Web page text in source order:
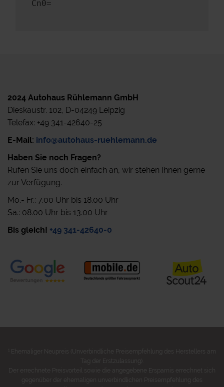
Cn0=
2024 Autohaus Rühlemann GmbH
Dieskaustr. 102, D-04249 Leipzig
Telefax: +49 341-42640-25
E-Mail: info@autohaus-ruehlemann.de
Haben Sie noch Fragen?
Rufen Sie uns doch einfach an, wir stehen Ihnen gerne
zur Verfügung.
Mo.- Fr.: 7.00 Uhr bis 18.00 Uhr
Sa.: 08.00 Uhr bis 13.00 Uhr
Bis gleich! +49 341-42640-0
Ehemaliger Neupreis (Unverbindliche Preisempfehlung des Herstellers am
Tag der Erstzulassung).
Der errechnete Preisvorteil sowie die angegebene Ersparnis errechnet sich
gegenüber der ehemaligen unverbindlichen Preisempfehlung des